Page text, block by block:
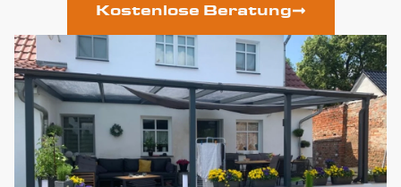
Kostenlose Beratung